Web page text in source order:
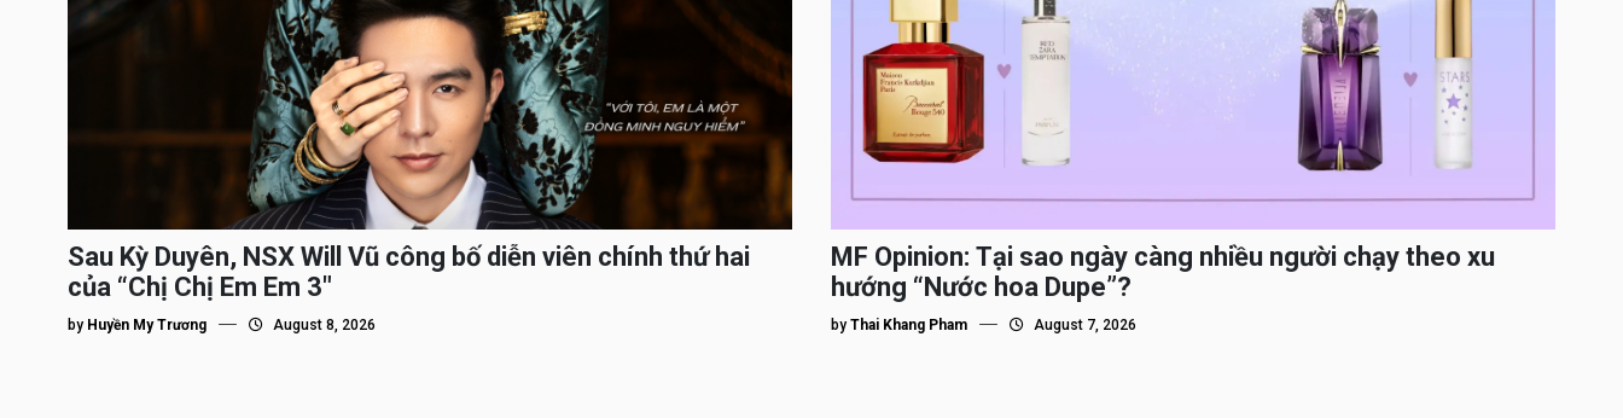
Sau Kỳ Duyên, NSX Will Vũ công bố diễn viên chính thứ hai
của “Chị Chị Em Em 3″
by Huyền My Trương August 8, 2026
MF Opinion: Tại sao ngày càng nhiều người chạy theo xu
hướng “Nước hoa Dupe”?
by Thai Khang Pham August 7, 2026